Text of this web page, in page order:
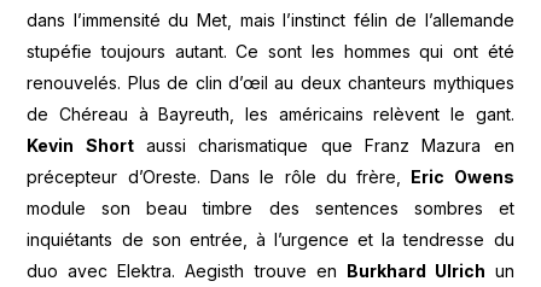
dans l’immensité du Met, mais l’instinct félin de l’allemande
stupéfie toujours autant. Ce sont les hommes qui ont été
renouvelés. Plus de clin d’œil au deux chanteurs mythiques
de Chéreau à Bayreuth, les américains relèvent le gant.
Kevin Shortaussi charismatique que Franz Mazura en
précepteur d’Oreste. Dans le rôle du frère, Eric Owens
module son beau timbre des sentences sombres et
inquiétants de son entrée, à l’urgence et la tendresse du
duo avec Elektra. Aegisth trouve en Burkhard Ulrich un